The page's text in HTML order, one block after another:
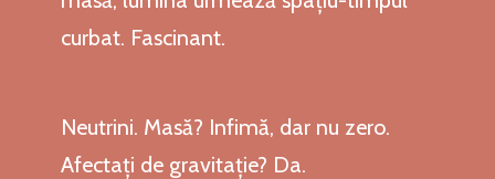
curbat. Fascinant.
Neutrini. Masă? Infimă, dar nu zero.
Afectați de gravitație? Da.